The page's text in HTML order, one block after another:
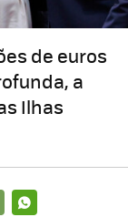
de euros
a
Ilhas